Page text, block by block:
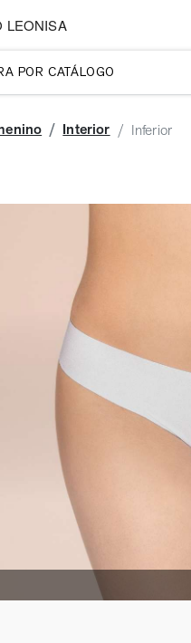
LEONISA
POR CATÁLOGO
Interior Inferior